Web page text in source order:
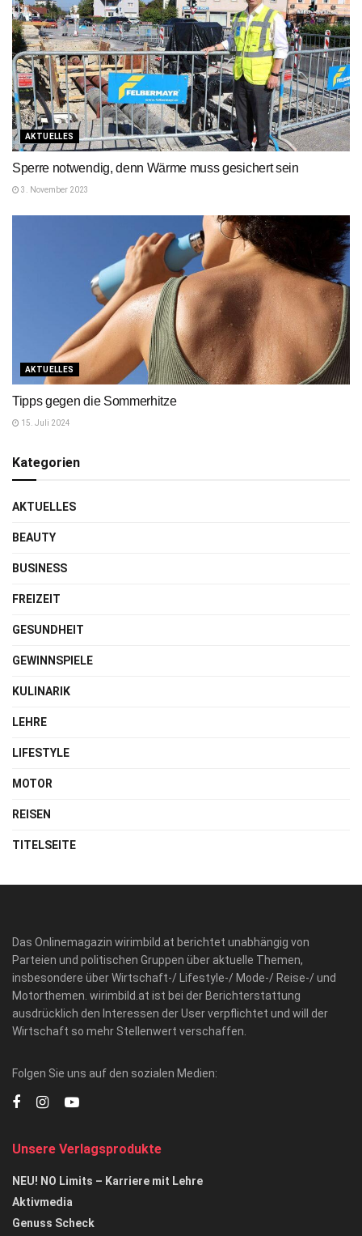
AKTUELLES
Sperre notwendig, denn Wärme muss gesichert sein
3. November 2023
AKTUELLES
Tipps gegen die Sommerhitze
15. Juli 2024
Kategorien
AKTUELLES
BEAUTY
BUSINESS
FREIZEIT
GESUNDHEIT
GEWINNSPIELE
KULINARIK
LEHRE
LIFESTYLE
MOTOR
REISEN
TITELSEITE
Das Onlinemagazin wirimbild.at berichtet unabhängig von
Parteien und politischen Gruppen über aktuelle Themen,
insbesondere über Wirtschaft-/ Lifestyle-/ Mode-/ Reise-/ und
Motorthemen. wirimbild.at ist bei der Berichterstattung
ausdrücklich den Interessen der User verpflichtet und will der
Wirtschaft so mehr Stellenwert verschaffen.
Folgen Sie uns auf den sozialen Medien:
Unsere Verlagsprodukte
NEU! NO Limits – Karriere mit Lehre
Aktivmedia
Genuss Scheck